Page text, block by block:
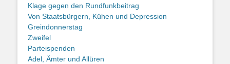
Klage gegen den Rundfunkbeitrag
Von Staatsbürgern, Kühen und Depression
Greindonnerstag
Zweifel
Parteispenden
Adel, Ämter und Allüren